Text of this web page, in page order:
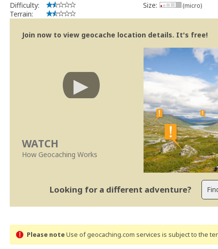
Difficulty:
Terrain:
Size: (micro)
Join now to view geocache location details. It's free!
WATCH
How Geocaching Works
Looking for a different adventure?
Please noteUse of geocaching.com services is subject to the